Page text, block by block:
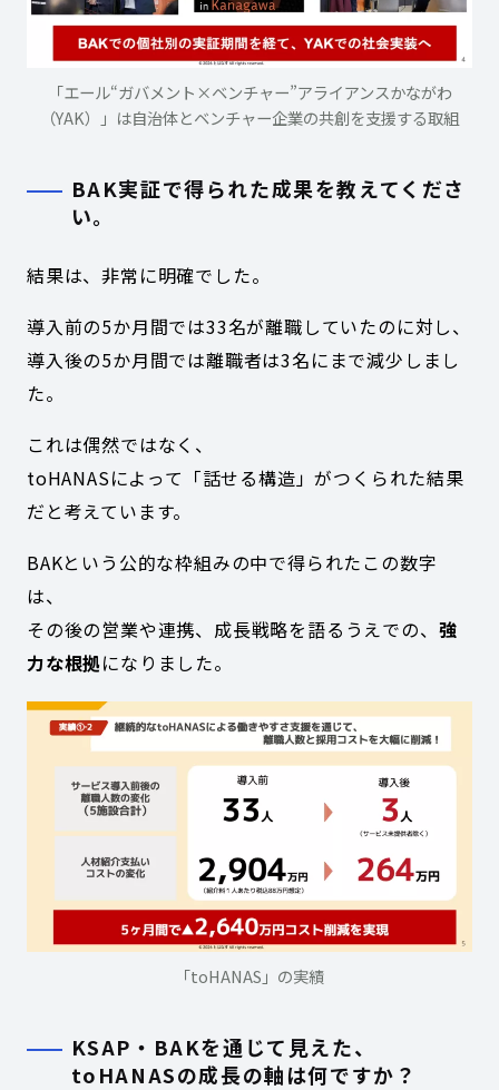
「エール“ガバメント×ベンチャー”アライアンスかながわ
（YAK）」は自治体とベンチャー企業の共創を支援する取組
BAK実証で得られた成果を教えてくださ
い。
結果は、非常に明確でした。
導入前の5か月間では33名が離職していたのに対し、
導入後の5か月間では離職者は3名にまで減少しまし
た。
これは偶然ではなく、
toHANASによって「話せる構造」がつくられた結果
だと考えています。
BAKという公的な枠組みの中で得られたこの数字
は、
その後の営業や連携、成長戦略を語るうえでの、 強
力な根拠になりました。
「toHANAS」の実績
KSAP・BAKを通じて見えた、
toHANASの成長の軸は何ですか？